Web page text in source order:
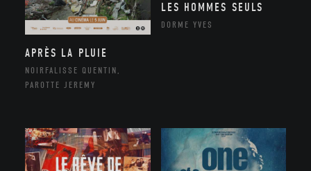
APRÈS LA PLUIE
NOIRFALISSE QUENTIN,
PAROTTE JEREMY
LES HOMMES SEULS
DORME YVES